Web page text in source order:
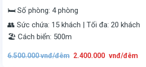
🛏️ Số phòng: 4 phòng
👥 Sức chứa: 15 khách | Tối đa: 20 khách
🏖️ Cách biển: 500m
6.500.000vnđ/đêm gốc
2.400.000 vnđ/đêmhiện